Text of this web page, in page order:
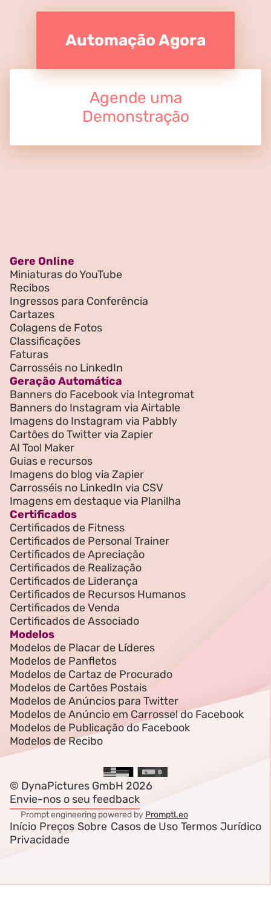
Automação Agora
Agende uma
Demonstração
Gere Online
Miniaturas do YouTube
Recibos
Ingressos para Conferência
Cartazes
Colagens de Fotos
Classificações
Faturas
Carrosséis no LinkedIn
Geração Automática
Banners do Facebook via Integromat
Banners do Instagram via Airtable
Imagens do Instagram via Pabbly
Cartões do Twitter via Zapier
AI Tool Maker
Guias e recursos
Imagens do blog via Zapier
Carrosséis no LinkedIn via CSV
Imagens em destaque via Planilha
Certificados
Certificados de Fitness
Certificados de Personal Trainer
Certificados de Apreciação
Certificados de Realização
Certificados de Liderança
Certificados de Recursos Humanos
Certificados de Venda
Certificados de Associado
Modelos
Modelos de Placar de Líderes
Modelos de Panfletos
Modelos de Cartaz de Procurado
Modelos de Cartões Postais
Modelos de Anúncios para Twitter
Modelos de Anúncio em Carrossel do Facebook
Modelos de Publicação do Facebook
Modelos de Recibo
© DynaPictures GmbH 2026
Envie-nos o seu feedback
Prompt engineering powered by PromptLeo
Início Preços Sobre Casos de Uso Termos Jurídico
Privacidade